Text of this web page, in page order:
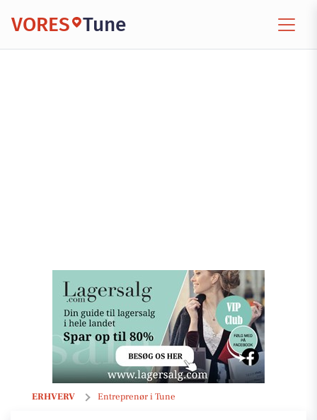
VORES Tune
ERHVERV Entreprenør i Tune
JH Smede- og Montageservice ApS